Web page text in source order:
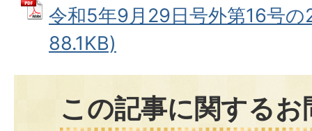
令和5年9月29日号外第16号
88.1KB)
この記事に関する